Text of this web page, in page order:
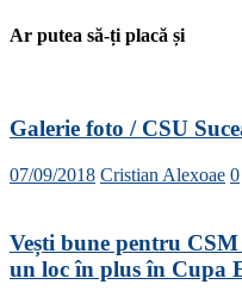
Ar putea să-ți placă și
Galerie foto / CSU
07/09/2018 Cristian Alexoae 0
Vești bune pentru
un loc în plus în Cupa